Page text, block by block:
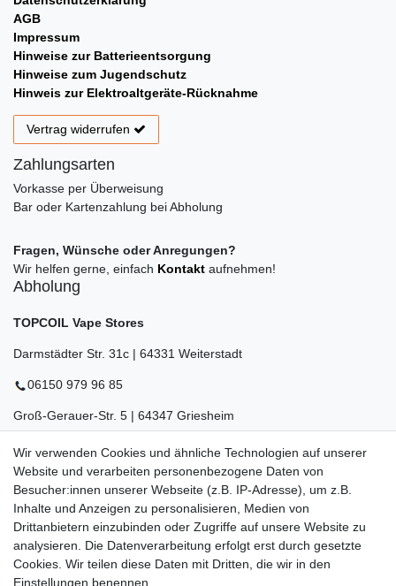
AGB
Impressum
Hinweise zur Batterieentsorgung
Hinweise zum Jugendschutz
Hinweis zur Elektroaltgeräte-Rücknahme
Vertrag widerrufen
Zahlungsarten
Vorkasse per Überweisung
Bar oder Kartenzahlung bei Abholung
Fragen, Wünsche oder Anregungen?
Wir helfen gerne, einfach Kontakt aufnehmen!
Abholung
TOPCOIL Vape Stores
Darmstädter Str. 31c | 64331 Weiterstadt
06150 979 96 85
Groß-Gerauer-Str. 5 | 64347 Griesheim
06155 834 88 58
Eberstädter Str. 21 | 64319 Pfungstadt
06157 984 88 55
Öffnungszeiten finden Sie hier: www.topcoil.de
E-MAIL **
Newsletter
Wir verwenden Cookies und ähnliche Technologien auf unserer
Website und verarbeiten personenbezogene Daten von
Besucher:innen unserer Webseite (z.B. IP-Adresse), um z.B.
Inhalte und Anzeigen zu personalisieren, Medien von
Drittanbietern einzubinden oder Zugriffe auf unsere Website zu
analysieren. Die Datenverarbeitung erfolgt erst durch gesetzte
Cookies. Wir teilen diese Daten mit Dritten, die wir in den
Einstellungen benennen.